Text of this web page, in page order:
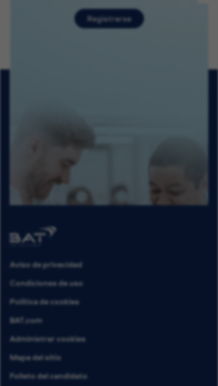
Registrarse
Aviso de privacidad
Condiciones de uso
Política de cookies
BAT.com
Administrar cookies
Mapa del sitio
Folleto del candidato